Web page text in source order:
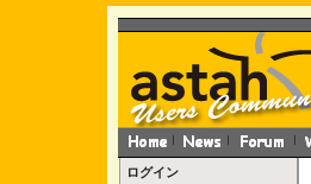
ログイン